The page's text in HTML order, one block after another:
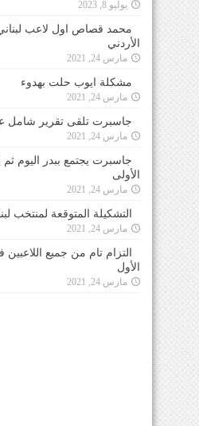
يوليو 8, 2023
محمد قصاص اول لاعب
الأردني
مارس 24, 2021
مشكلة ايوب حلت بهدوء
مارس 24, 2021
جاسبرت تلقى تقرير شامل
مارس 24, 2021
جاسبرت يجتمع ببدر اليوم ثم
الأولى
مارس 24, 2021
التشكيلة المتوقعة لمنتخب
مارس 24, 2021
التزام تام من جميع
الأول
مارس 24, 2021